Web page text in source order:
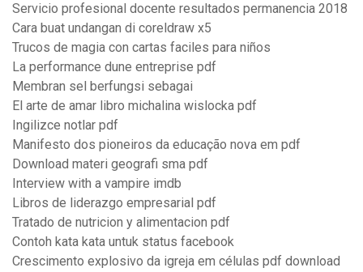
Servicio profesional docente resultados permanencia 2018
Cara buat undangan di coreldraw x5
Trucos de magia con cartas faciles para niños
La performance dune entreprise pdf
Membran sel berfungsi sebagai
El arte de amar libro michalina wislocka pdf
Ingilizce notlar pdf
Manifesto dos pioneiros da educação nova em pdf
Download materi geografi sma pdf
Interview with a vampire imdb
Libros de liderazgo empresarial pdf
Tratado de nutricion y alimentacion pdf
Contoh kata kata untuk status facebook
Crescimento explosivo da igreja em células pdf download